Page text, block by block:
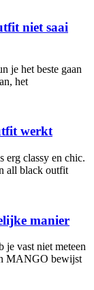
niet saai
je het beste gaan
het
werkt
erg classy en chic.
all black outfit
manier
je vast niet meteen
MANGO bewijst